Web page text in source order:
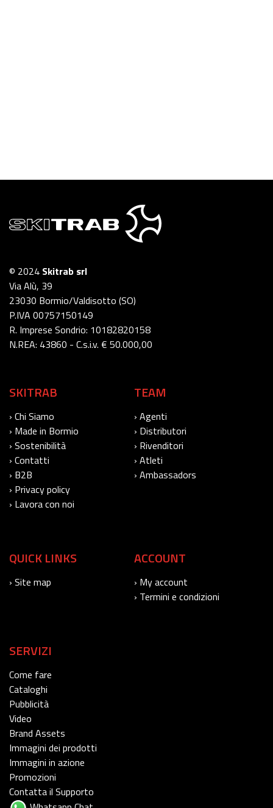
© 2024 Skitrab srl
Via Alù, 39
23030 Bormio/Valdisotto (SO)
P.IVA 00757150149
R. Imprese Sondrio: 10182820158
N.REA: 43860 - C.s.i.v. € 50.000,00
SKITRAB
› Chi Siamo
› Made in Bormio
› Sostenibilità
› Contatti
› B2B
› Privacy policy
› Lavora con noi
TEAM
› Agenti
› Distributori
› Rivenditori
› Atleti
› Ambassadors
QUICK LINKS
› Site map
ACCOUNT
› My account
› Termini e condizioni
SERVIZI
Come fare
Cataloghi
Pubblicità
Video
Brand Assets
Immagini dei prodotti
Immagini in azione
Promozioni
Contatta il Supporto